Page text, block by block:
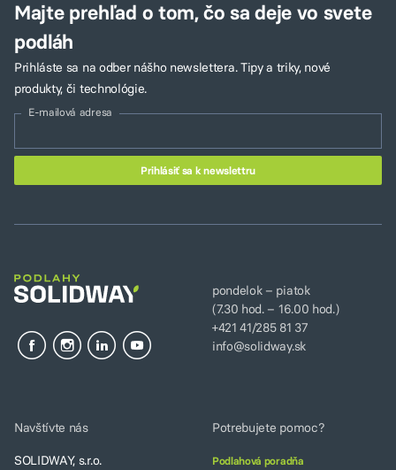
Majte prehľad o tom, čo sa deje vo svete
podláh
Prihláste sa na odber nášho newslettera. Tipy a triky, nové
produkty, či technológie.
E-mailová adresa
pondelok – piatok
(7.30 hod. – 16.00 hod.)
+421 41/285 81 37
info@solidway.sk
Navštívte nás
SOLIDWAY, s.r.o.
Potrebujete pomoc?
Podlahová poradňa